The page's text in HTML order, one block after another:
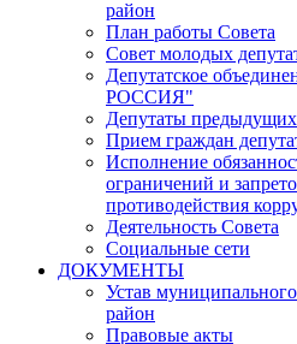
район
План работы Совета
Совет молодых
Депутатское
РОССИЯ"
Депутаты
Прием граждан
Исполнение
ограничений и
противодействия
Деятельность Совета
Социальные сети
ДОКУМЕНТЫ
Устав
район
Правовые акты